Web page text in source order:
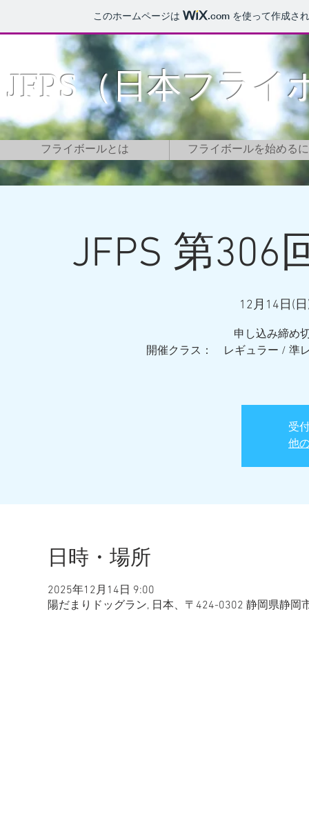
このホームページは .comを使って作成さ
（日本フライ
フライボールとは フライボールを始める
JFPS 第
12月14日(
申し込み締め
開催クラス： レギュラー / 準
受
他
日時・場所
2025年12月14日 9:00
陽だまりドッグラン, 日本、〒424-0302 静岡県静岡